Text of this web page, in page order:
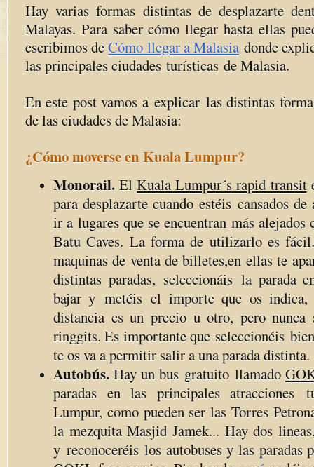
Hay varias formas distintas de desplazarte
Malayas. Para saber cómo llegar hasta ellas
escribimos deCómo llegar a Malasia donde
las principales ciudades turísticas de Malasia.
En este post vamos a explicar las distintas
de las ciudades de Malasia:
¿Cómo moverse en Kuala Lumpur?
Monorail. ElKuala Lumpur´s rapid transit
para desplazarte cuando estéis cansados
ir a lugares que se encuentran más alejados
Batu Caves. La forma de utilizarlo es
maquinas de venta de billetes,en ellas te
distintas paradas, seleccionáis la parada
bajar y metéis el importe que os indica,
distancia es un precio u otro, pero nunca
ringgits. Es importante que seleccionéis
te os va a permitir salir a una parada distinta.
Autobús. Hay un bus gratuito llamado
paradas en las principales atracciones
Lumpur, como pueden ser las Torres
la mezquita Masjid Jamek... Hay dos
y reconoceréis los autobuses y las paradas